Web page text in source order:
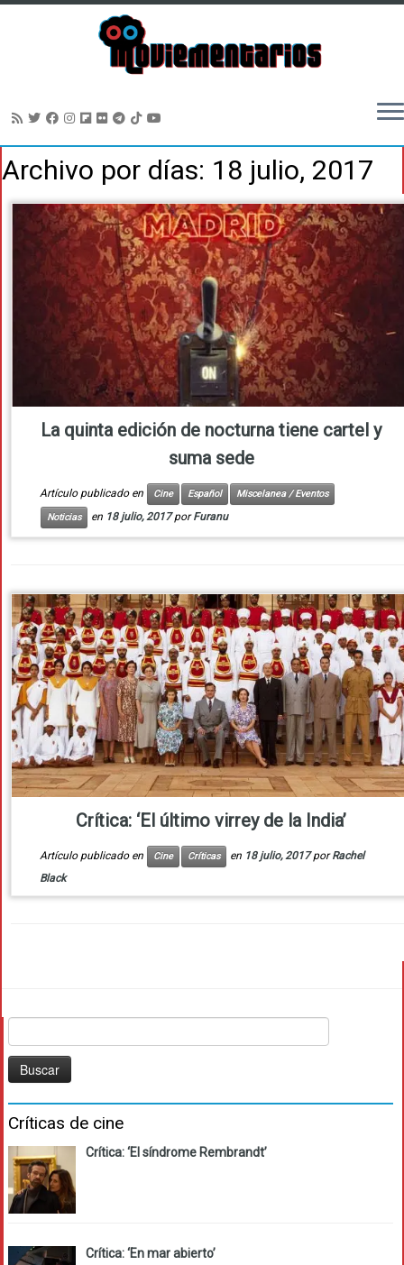
al
Archivo por días: 18 julio, 2017
La quinta edición de nocturna tiene cartel y
suma sede
Artículo publicado en Cine Español
Miscelanea / Eventos
Noticias
en 18 julio, 2017 porFuranu
Crítica: ‘El último virrey de la India’
Artículo publicado en Cine Críticas en 18 julio, 2017 porRachel
Black
Críticas de cine
Crítica: ‘El síndrome Rembrandt’
Crítica: ‘En mar abierto’